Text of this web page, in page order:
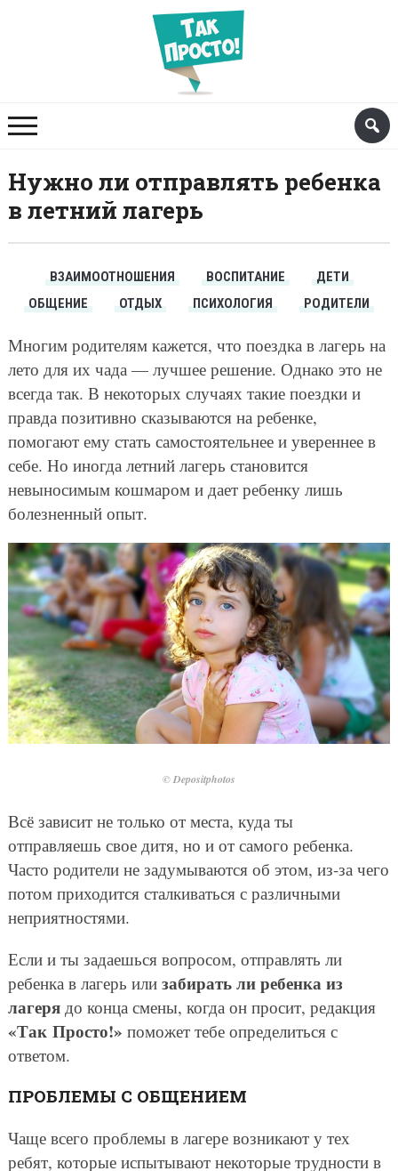
Нужно ли отправлять ребенка
в летний лагерь
ВЗАИМООТНОШЕНИЯ ВОСПИТАНИЕ
ДЕТИ
ОБЩЕНИЕ
ОТДЫХ ПСИХОЛОГИЯ РОДИТЕЛИ
Многим родителям кажется, что поездка в лагерь на
лето для их чада — лучшее решение. Однако это не
всегда так. В некоторых случаях такие поездки и
правда позитивно сказываются на ребенке,
помогают ему стать самостоятельнее и увереннее в
себе. Но иногда летний лагерь становится
невыносимым кошмаром и дает ребенку лишь
болезненный опыт.
© Depositphotos
Всё зависит не только от места, куда ты
отправляешь свое дитя, но и от самого ребенка.
Часто родители не задумываются об этом, из-за чего
потом приходится сталкиваться с различными
неприятностями.
Если и ты задаешься вопросом, отправлять ли
ребенка в лагерь или забирать ли ребенка из
лагерядо конца смены, когда он просит, редакция
«Так Просто!» поможет тебе определиться с
ответом.
ПРОБЛЕМЫ С ОБЩЕНИЕМ
Чаще всего проблемы в лагере возникают у тех
ребят, которые испытывают некоторые трудности в